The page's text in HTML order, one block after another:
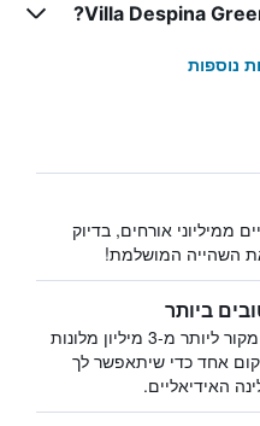
נוספות
ממיליוני אורחים, בדיוק
את השהייה המושלמת!
ביותר
HotelsCombined הוא מקור ליותר מ-3 מיליון מלונות
אחד כדי שיתאפשר לך
האידיאליים.